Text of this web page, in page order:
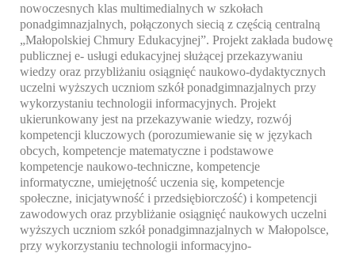
nowoczesnych klas multimedialnych w szkołach
ponadgimnazjalnych, połączonych siecią z częścią centralną
„Małopolskiej Chmury Edukacyjnej”. Projekt zakłada budowę
publicznej e- usługi edukacyjnej służącej przekazywaniu
wiedzy oraz przybliżaniu osiągnięć naukowo-dydaktycznych
uczelni wyższych uczniom szkół ponadgimnazjalnych przy
wykorzystaniu technologii informacyjnych. Projekt
ukierunkowany jest na przekazywanie wiedzy, rozwój
kompetencji kluczowych (porozumiewanie się w językach
obcych, kompetencje matematyczne i podstawowe
kompetencje naukowo-techniczne, kompetencje
informatyczne, umiejętność uczenia się, kompetencje
społeczne, inicjatywność i przedsiębiorczość) i kompetencji
zawodowych oraz przybliżanie osiągnięć naukowych uczelni
wyższych uczniom szkół ponadgimnazjalnych w Małopolsce,
przy wykorzystaniu technologii informacyjno-